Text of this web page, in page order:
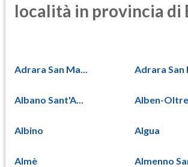
località in provincia di
Adrara San Ma... Adrara San
Albano Sant'A... Alben-Oltre
Albino Algua
Almè Almenno